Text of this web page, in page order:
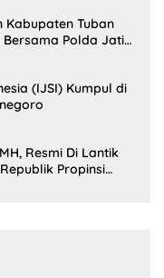
Kabupaten Tuban
Polda Jatim
(IJSI) Kumpul di
Resmi Di Lantik
Propinsi